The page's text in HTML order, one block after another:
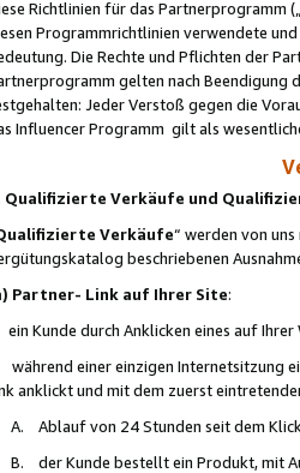
Richtlinien für das Partnerprogramm („
Programmrichtlinien verwendete
Die Rechte und Pflichten der
gelten nach Beendigung
Jeder Verstoß gegen die
Influencer Programm gilt als
Qualifizierte Verkäufe und
Verkäufe“ werden von
beschriebenen
Partner- Link auf Ihrer Site:
Kunde durch Anklicken eines auf
einer einzigen Internetsitzung
anklickt und mit dem zuerst
A. Ablauf von 24 Stunden seit dem
B. der Kunde bestellt ein Produkt, mit